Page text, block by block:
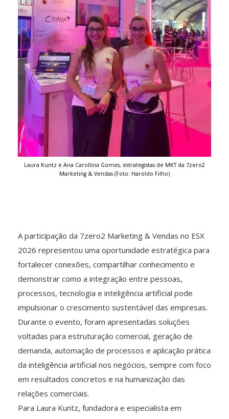
Laura Kuntz e Ana Carollina Gomes, estrategistas de MKT da 7zero2
Marketing & Vendas (Foto: Haroldo Filho)
A participação da 7zero2 Marketing & Vendas no ESX
2026 representou uma oportunidade estratégica para
fortalecer conexões, compartilhar conhecimento e
demonstrar como a integração entre pessoas,
processos, tecnologia e inteligência artificial pode
impulsionar o crescimento sustentável das empresas.
Durante o evento, foram apresentadas soluções
voltadas para estruturação comercial, geração de
demanda, automação de processos e aplicação prática
da inteligência artificial nos negócios, sempre com foco
em resultados concretos e na humanização das
relações comerciais.
Para Laura Kuntz, fundadora e especialista em